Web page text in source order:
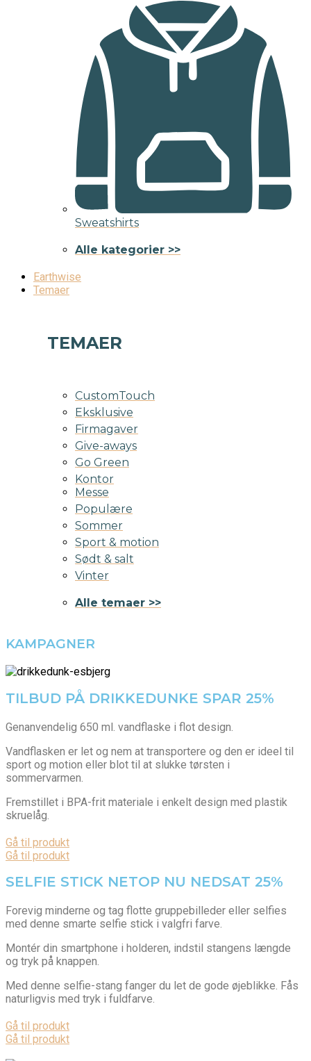
Sweatshirts
Alle kategorier >>
Earthwise
Temaer
TEMAER
CustomTouch
Eksklusive
Firmagaver
Give-aways
Go Green
Kontor
Messe
Populære
Sommer
Sport & motion
Sødt & salt
Vinter
Alle temaer >>
KAMPAGNER
TILBUD PÅ DRIKKEDUNKE SPAR 25%
Genanvendelig 650 ml. vandflaske i flot design.
Vandflasken er let og nem at transportere og den er ideel til
sport og motion eller blot til at slukke tørsten i
sommervarmen.
Fremstillet i BPA-frit materiale i enkelt design med plastik
skruelåg.
Gå til produkt
Gå til produkt
SELFIE STICK NETOP NU NEDSAT 25%
Forevig minderne og tag flotte gruppebilleder eller selfies
med denne smarte selfie stick i valgfri farve.
Montér din smartphone i holderen, indstil stangens længde
og tryk på knappen.
Med denne selfie-stang fanger du let de gode øjeblikke. Fås
naturligvis med tryk i fuldfarve.
Gå til produkt
Gå til produkt